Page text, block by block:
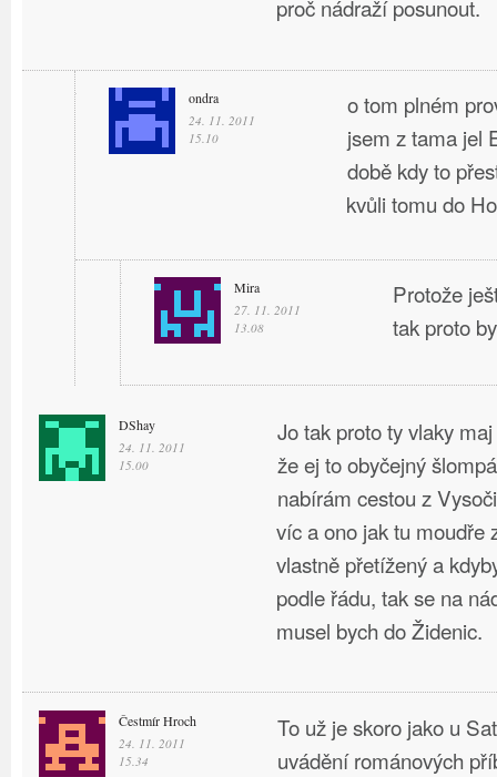
proč nádraží posunout.
ondra
24. 11. 2011
15.10
o tom plném
jsem z tama jel
době kdy to
kvůli tomu do
Mira
27. 11. 2011
13.08
Protože
tak proto
DShay
24. 11. 2011
15.00
Jo tak proto ty vlaky
že ej to obyčejný
nabírám cestou z
víc a ono jak tu moudře
vlastně přetížený a
podle řádu, tak se na
musel bych do Židenic.
Čestmír Hroch
24. 11. 2011
15.34
To už je skoro jako u
uvádění románových